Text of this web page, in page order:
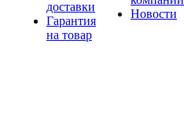
доставки
Гарантия
на товар
Новости